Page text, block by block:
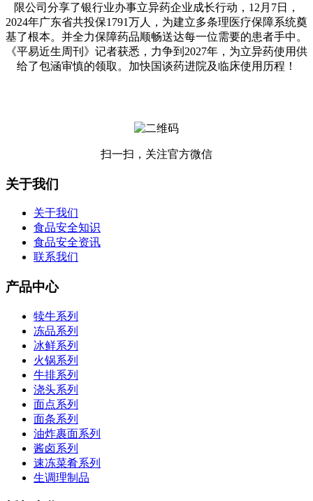
限公司分享了银行业办事立异药企业成长行动，12月7日，
2024年广东省共投保1791万人，为建立多条理医疗保障系统奠
基了根本。并全力保障药品顺畅送达每一位需要的患者手中。
《平易近生周刊》记者获悉，力争到2027年，为立异药使用供
给了包涵审慎的领取。加快国谈药进院及临床使用历程！
扫一扫，关注官方微信
关于我们
关于我们
食品安全知识
食品安全资讯
联系我们
产品中心
犊牛系列
冻品系列
冰鲜系列
火锅系列
牛排系列
浇头系列
面点系列
面条系列
油炸裹面系列
酱卤系列
速冻菜肴系列
生调理制品